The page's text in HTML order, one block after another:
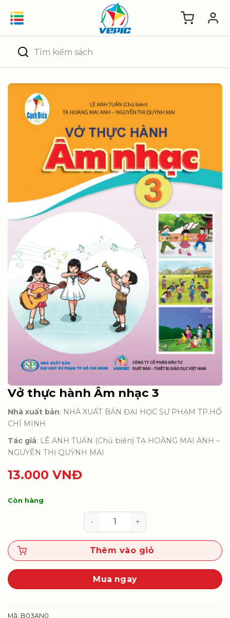
Tìm
kiếm:
Vở thực hành Âm nhạc 3
Nhà xuất bản: NHÀ XUẤT BẢN ĐẠI HỌC SƯ PHẠM TP.HỒ
CHÍ MINH
Tác giả: LÊ ANH TUẤN (Chủ biên) TẠ HOÀNG MAI ANH –
NGUYỄN THỊ QUỲNH MAI
13.000 VNĐ
Còn hàng
Vở thực hành Âm nhạc 3 số
Thêm vào giỏ
Mua ngay
Mã: B03AN0